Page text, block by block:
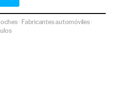
· Fabricantes automóviles·